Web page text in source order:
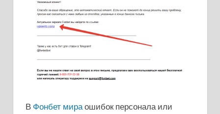
В Фонбет мираошибок персонала или